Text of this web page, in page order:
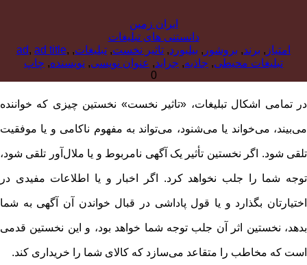
ایران زمین
دانستنی های تبلیغات
ad, ad title, امتیاز , برند, بروشور , بیلبورد, تاثیر نخست, تبلیغات,
تبلیغات محیطی, جاذبه, جراید, عنوان نویسی, نویسنده, چاپ
0
در تمامی اشکال تبلیغات، «تاثیر نخست» نخستین چیزی که خواننده
می‌بیند، می‌خواند یا می‌شنود، می‌تواند به مفهوم ناکامی و یا موفقیت
تلقی شود. اگر نخستین تأثیر یک آگهی نامربوط و یا ملال‌آور تلقی شود،
توجه شما را جلب نخواهد کرد. اگر اخبار و یا اطلاعات مفیدی در
اختیارتان بگذارد و یا قول پاداشی در قبال خواندن آن آگهی به شما
بدهد، نخستین اثر آن جلب توجه شما خواهد بود، و این نخستین قدمی
است که مخاطب را متقاعد می‌سازد که کالای شما را خریداری کند.